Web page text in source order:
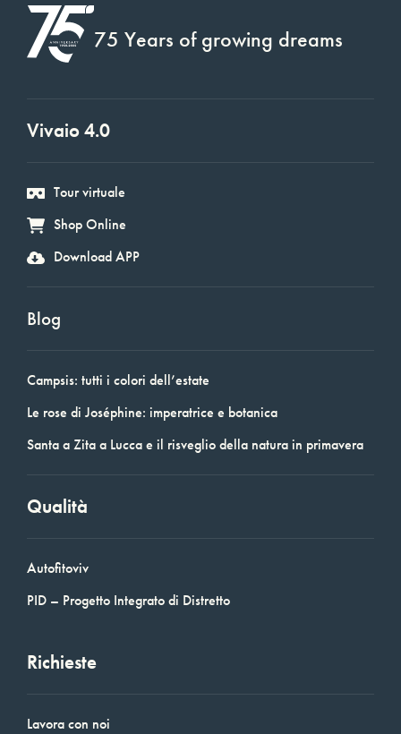
75 Years of growing dreams
Vivaio 4.0
Tour virtuale
Shop Online
Download APP
Blog
Campsis: tutti i colori dell’estate
Le rose di Joséphine: imperatrice e botanica
Santa a Zita a Lucca e il risveglio della natura in primavera
Qualità
Autofitoviv
PID – Progetto Integrato di Distretto
Richieste
Lavora con noi